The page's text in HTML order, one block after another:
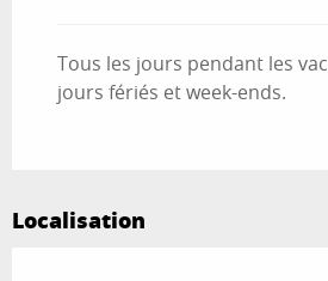
Tous les jours pendant les
jours fériés et week-ends.
Localisation